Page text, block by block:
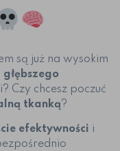
są już na wysokim
głębszego
Czy chcesz poczuć
tkanką?
efektywności i